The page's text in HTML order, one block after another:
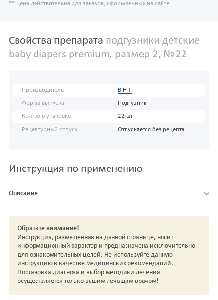
** Цена действительна для заказов, оформленных на сайте
Свойства препарата подгузники детские
baby diapers premium, размер 2, №22
Производитель В.Н.Т.
Форма выпуска Подгузник
Кол-во в упаковке 22 шт
Рецептурный отпуск Отпускается без рецепта
Инструкция по применению
Описание
Обратите внимание!
Инструкция, размещенная на данной странице, носит
информационный характер и предназначена исключительно
для ознакомительных целей. Не используйте данную
инструкцию в качестве медицинских рекомендаций.
Постановка диагноза и выбор методики лечения
осуществляется только вашим лечащим врачом!